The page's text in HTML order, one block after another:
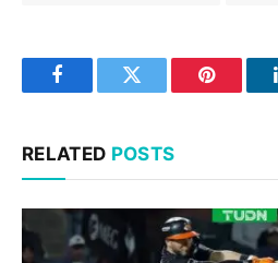
FacebookTwitter Pinterest
RELATED POSTS